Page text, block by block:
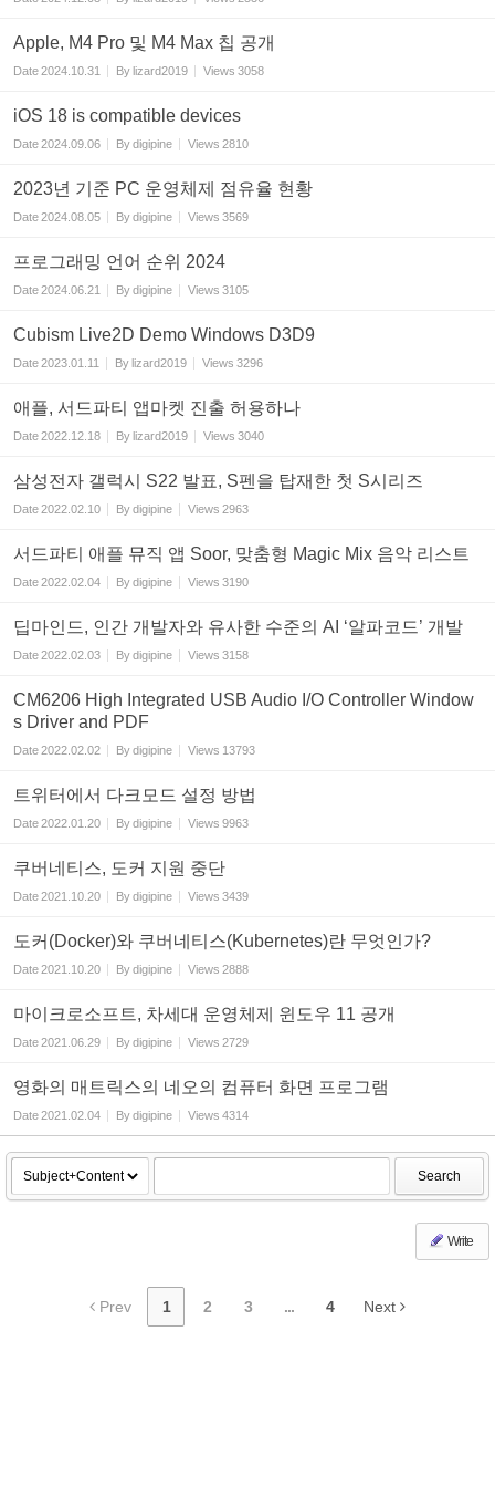
Apple, M4 Pro 및 M4 Max 칩 공개
Date2024.10.31 Bylizard2019 Views 3058
iOS 18 is compatible devices
Date2024.09.06 Bydigipine Views 2810
2023년 기준 PC 운영체제 점유율 현황
Date2024.08.05 Bydigipine Views 3569
프로그래밍 언어 순위 2024
Date2024.06.21 Bydigipine Views 3105
Cubism Live2D Demo Windows D3D9
Date2023.01.11 Bylizard2019 Views 3296
애플, 서드파티 앱마켓 진출 허용하나
Date2022.12.18 Bylizard2019 Views 3040
삼성전자 갤럭시 S22 발표, S펜을 탑재한 첫 S시리즈
Date2022.02.10 Bydigipine Views 2963
서드파티 애플 뮤직 앱 Soor, 맞춤형 Magic Mix 음악 리스트
Date2022.02.04 Bydigipine Views 3190
딥마인드, 인간 개발자와 유사한 수준의 AI ‘알파코드’ 개발
Date2022.02.03 Bydigipine Views 3158
CM6206 High Integrated USB Audio I/O Controller Window
s Driver and PDF
Date2022.02.02 Bydigipine Views 13793
트위터에서 다크모드 설정 방법
Date2022.01.20 Bydigipine Views 9963
쿠버네티스, 도커 지원 중단
Date2021.10.20 Bydigipine Views 3439
도커(Docker)와 쿠버네티스(Kubernetes)란 무엇인가?
Date2021.10.20 Bydigipine Views 2888
마이크로소프트, 차세대 운영체제 윈도우 11 공개
Date2021.06.29 Bydigipine Views 2729
영화의 매트릭스의 네오의 컴퓨터 화면 프로그램
Date2021.02.04 Bydigipine Views 4314
Search
Write
Prev 1 2 3 ... 4 Next